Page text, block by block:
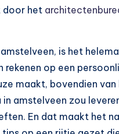
door het
is het
op een
maakt, bovendien
amstelveen zou
En dat maakt het